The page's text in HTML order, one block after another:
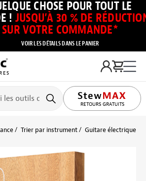
CHOSE POUR TOUT LE
! JUSQU’À 30 % DE
SUR VOTRE COMMANDE*
VOIR LES DÉTAILS DANS LE PANIER
RETOURS GRATUITS
Trier par instrument Guitare électrique